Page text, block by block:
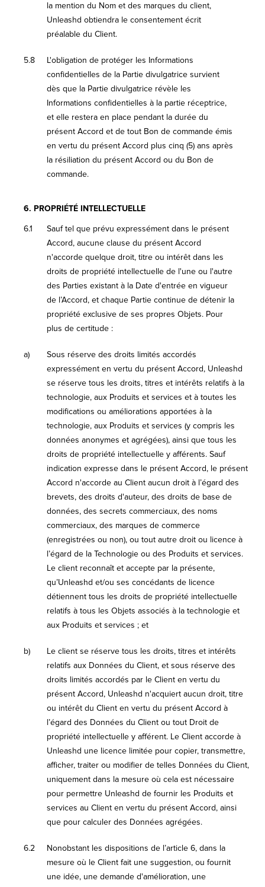
la mention du Nom et des marques du client,
Unleashd obtiendra le consentement écrit
préalable du Client.
5.8
L'obligation de protéger les Informations
confidentielles de la Partie divulgatrice survient
dès que la Partie divulgatrice révèle les
Informations confidentielles à la partie réceptrice,
et elle restera en place pendant la durée du
présent Accord et de tout Bon de commande émis
en vertu du présent Accord plus cinq (5) ans après
la résiliation du présent Accord ou du Bon de
commande.
6. PROPRIÉTÉ INTELLECTUELLE
6.1
Sauf tel que prévu expressément dans le présent
Accord, aucune clause du présent Accord
n'accorde quelque droit, titre ou intérêt dans les
droits de propriété intellectuelle de l'une ou l'autre
des Parties existant à la Date d'entrée en vigueur
de l’Accord, et chaque Partie continue de détenir la
propriété exclusive de ses propres Objets. Pour
plus de certitude :
a)
Sous réserve des droits limités accordés
expressément en vertu du présent Accord, Unleashd
se réserve tous les droits, titres et intérêts relatifs à la
technologie, aux Produits et services et à toutes les
modifications ou améliorations apportées à la
technologie, aux Produits et services (y compris les
données anonymes et agrégées), ainsi que tous les
droits de propriété intellectuelle y afférents. Sauf
indication expresse dans le présent Accord, le présent
Accord n'accorde au Client aucun droit à l’égard des
brevets, des droits d'auteur, des droits de base de
données, des secrets commerciaux, des noms
commerciaux, des marques de commerce
(enregistrées ou non), ou tout autre droit ou licence à
l’égard de la Technologie ou des Produits et services.
Le client reconnaît et accepte par la présente,
qu’Unleashd et/ou ses concédants de licence
détiennent tous les droits de propriété intellectuelle
relatifs à tous les Objets associés à la technologie et
aux Produits et services ; et
b)
Le client se réserve tous les droits, titres et intérêts
relatifs aux Données du Client, et sous réserve des
droits limités accordés par le Client en vertu du
présent Accord, Unleashd n'acquiert aucun droit, titre
ou intérêt du Client en vertu du présent Accord à
l’égard des Données du Client ou tout Droit de
propriété intellectuelle y afférent. Le Client accorde à
Unleashd une licence limitée pour copier, transmettre,
afficher, traiter ou modifier de telles Données du Client,
uniquement dans la mesure où cela est nécessaire
pour permettre Unleashd de fournir les Produits et
services au Client en vertu du présent Accord, ainsi
que pour calculer des Données agrégées.
6.2
Nonobstant les dispositions de l’article 6, dans la
mesure où le Client fait une suggestion, ou fournit
une idée, une demande d'amélioration, une